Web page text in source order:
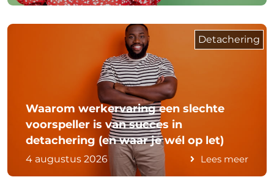
Detachering
Waarom werkervaring een slechte
voorspeller is van succes in
detachering (en waar je wél op let)
4 augustus 2026 Lees meer